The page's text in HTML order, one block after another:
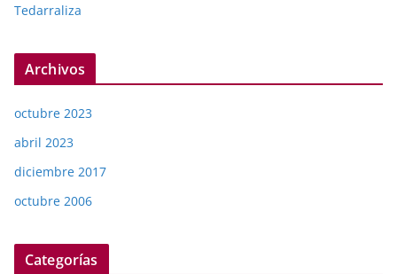
Tedarraliza
Archivos
octubre 2023
abril 2023
diciembre 2017
octubre 2006
Categorías